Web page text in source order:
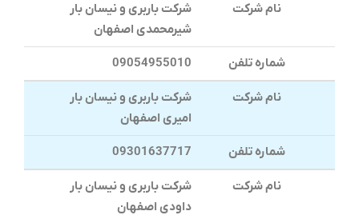
نام شرکت
شرکت باربری و نیسان بار
شیرمحمدی اصفهان
شماره تلفن 09054955010
نام شرکت
شرکت باربری و نیسان بار
امیری اصفهان
شماره تلفن 09301637717
نام شرکت
شرکت باربری و نیسان بار
داودی اصفهان